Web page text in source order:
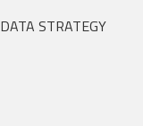
DATA STRATEGY